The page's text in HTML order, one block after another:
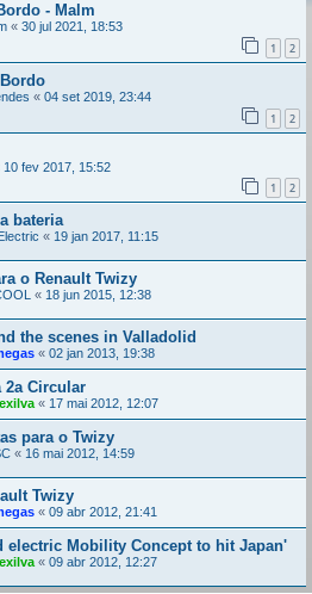
- Malm
« 30 jul 2021, 18:53
1 2
« 04 set 2019, 23:44
1 2
10 fev 2017, 15:52
1 2
bateria
« 19 jan 2017, 11:15
o Renault Twizy
« 18 jun 2015, 12:38
the scenes in Valladolid
« 02 jan 2013, 19:38
2a Circular
« 17 mai 2012, 12:07
para o Twizy
« 16 mai 2012, 14:59
Twizy
« 09 abr 2012, 21:41
electric Mobility Concept to hit Japan'
« 09 abr 2012, 12:27